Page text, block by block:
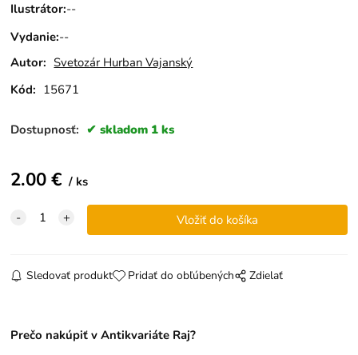
Ilustrátor:--
Vydanie:--
Autor: Svetozár Hurban Vajanský
Kód: 15671
Dostupnosť: skladom 1 ks
2.00€ ks
Sledovať produkt Pridať do obľúbených Zdielať
Prečo nakúpiť v Antikvariáte Raj?